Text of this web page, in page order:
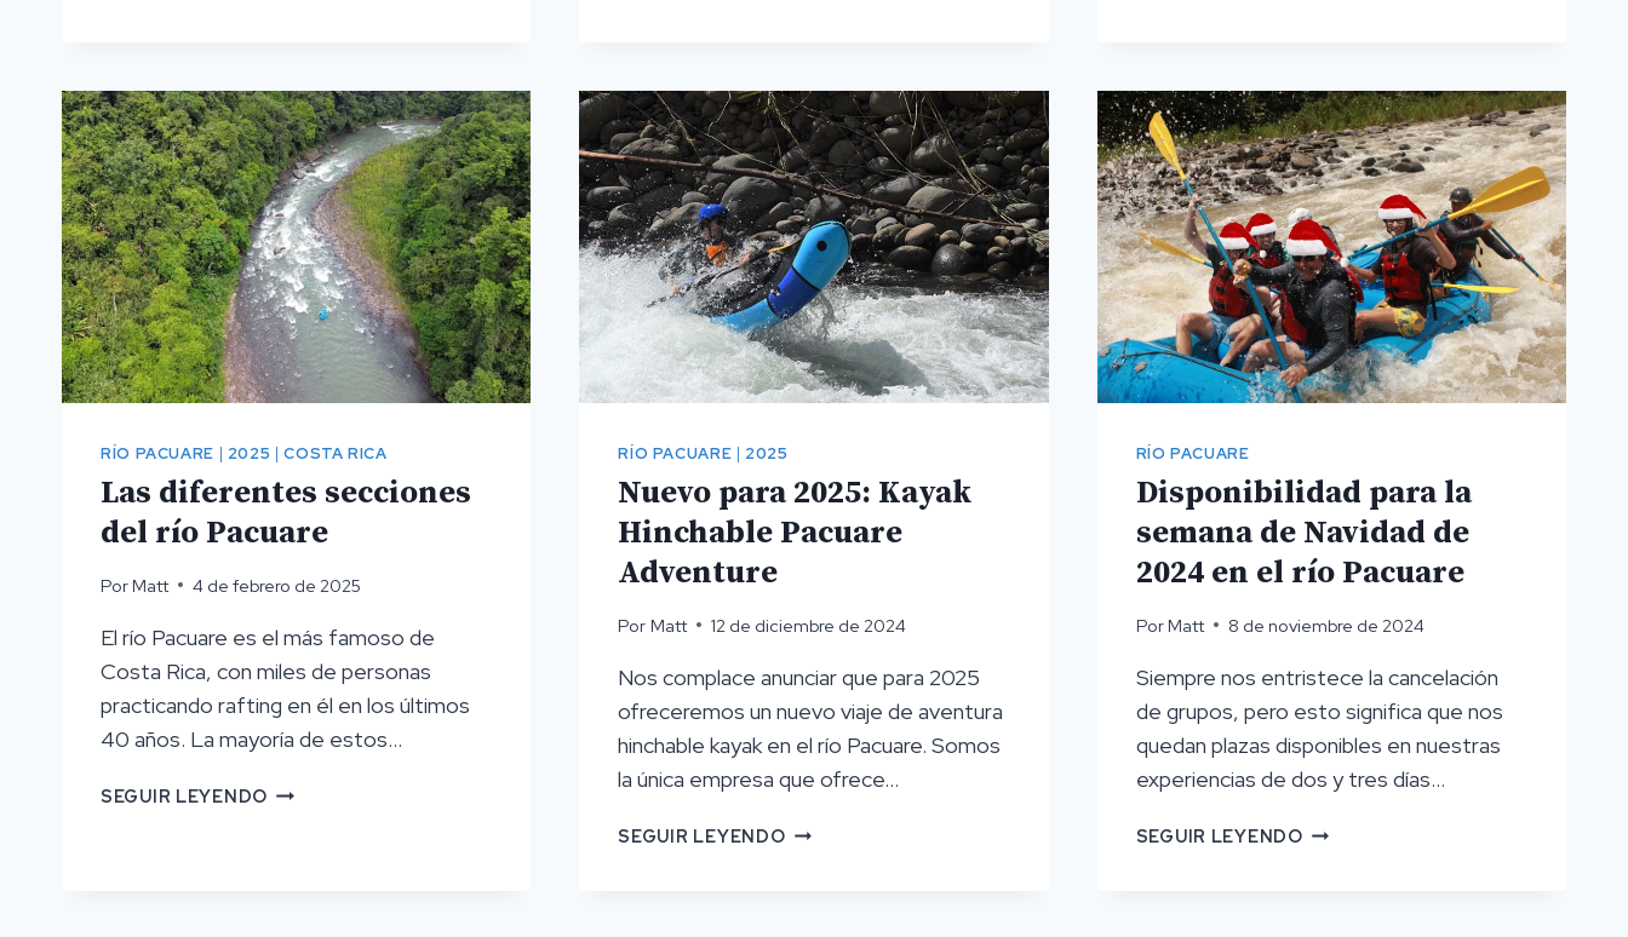
PARA
EL
RÍO
PACUARE?
LODGE
Y
RIO
VISTA
LODGE
RÍO PACUARE | 2025 |COSTA RICA
Las diferentes secciones
del río Pacuare
Por Matt 4 de febrero de 2025
El río Pacuare es el más famoso de
Costa Rica, con miles de personas
practicando rafting en él en los últimos
40 años. La mayoría de estos...
SEGUIR LEYENDO LAS
RÍO PACUARE | 2025
Nuevo para 2025: Kayak
Hinchable Pacuare
Adventure
Por Matt 12 de diciembre de 2024
Nos complace anunciar que para 2025
ofreceremos un nuevo viaje de aventura
hinchable kayak en el río Pacuare. Somos
la única empresa que ofrece...
SEGUIR LEYENDONUEVO
RÍO PACUARE
Disponibilidad para la
semana de Navidad de
2024 en el río Pacuare
Por Matt 8 de noviembre de 2024
Siempre nos entristece la cancelación
de grupos, pero esto significa que nos
quedan plazas disponibles en nuestras
experiencias de dos y tres días...
SEGUIR LEYENDODISPONIBILIDAD